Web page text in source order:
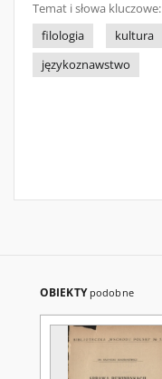
Temat i słowa kluczowe:
filologia
kultura
językoznawstwo
OBIEKTY podobne